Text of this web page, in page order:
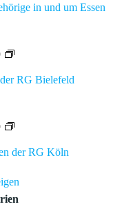
in und um Essen
RG Bielefeld
der RG Köln